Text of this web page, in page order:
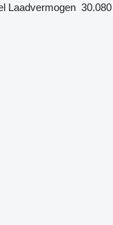
Laadvermogen 30.080